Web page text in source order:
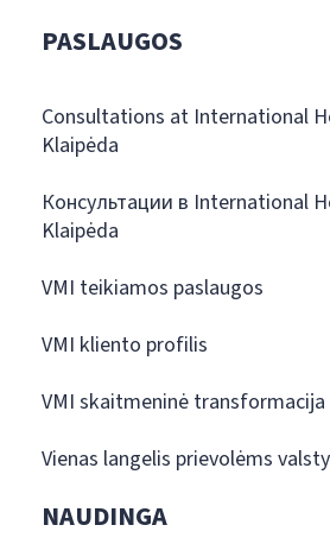
PASLAUGOS
Consultations at International
Klaipėda
Консультации в International
Klaipėda
VMI teikiamos paslaugos
VMI kliento profilis
VMI skaitmeninė transformacija
Vienas langelis prievolėms
NAUDINGA